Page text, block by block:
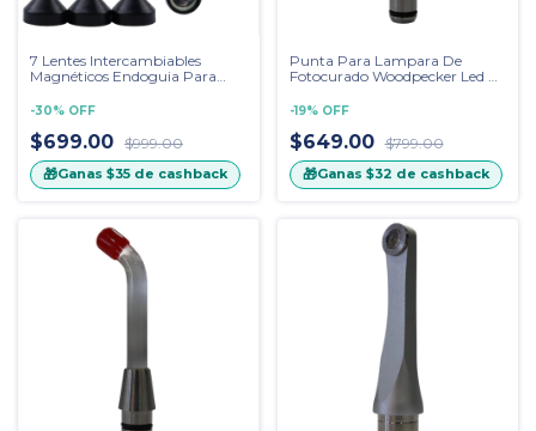
7 Lentes Intercambiables
Magnéticos Endoguia Para
-30% OFF
$699.00 $999.00
🎁Ganas $35 de cashback
Punta Para Lampara De
Fotocurado Woodpecker Led B
-19% OFF
$649.00 $799.00
🎁Ganas $32 de cashback